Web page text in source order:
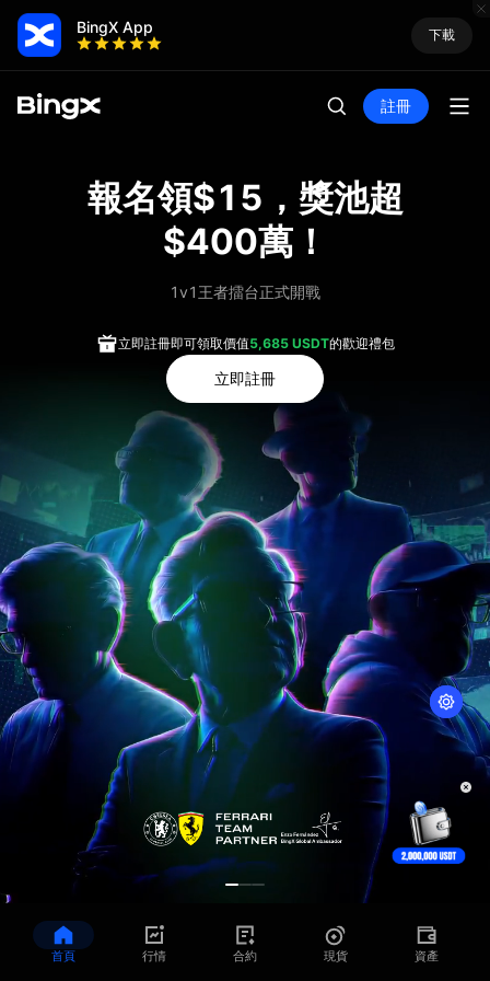
BingX App 下載
註冊
報名領$15，獎池超
$400萬！
1v1王者擂台正式開戰
立即註冊即可領取價值5,685 USDT的歡迎禮包
立即註冊
首頁 行情 合約 現貨 資產